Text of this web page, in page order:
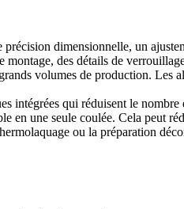
dimensionnelle, un
des détails de
volumes de production. Les
intégrées qui réduisent le nombre
en une seule coulée. Cela peut
ou la préparation